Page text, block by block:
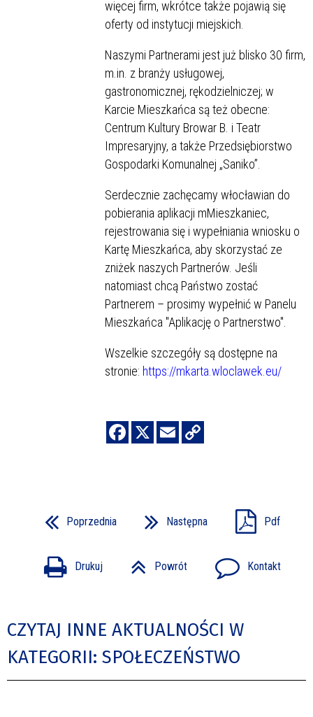
więcej firm, wkrótce także pojawią się
oferty od instytucji miejskich.
Naszymi Partnerami jest już blisko 30 firm,
m.in. z branży usługowej,
gastronomicznej, rękodzielniczej; w
Karcie Mieszkańca są też obecne:
Centrum Kultury Browar B. i Teatr
Impresaryjny, a także Przedsiębiorstwo
Gospodarki Komunalnej „Saniko”.
Serdecznie zachęcamy włocławian do
pobierania aplikacji mMieszkaniec,
rejestrowania się i wypełniania wniosku o
Kartę Mieszkańca, aby skorzystać ze
zniżek naszych Partnerów. Jeśli
natomiast chcą Państwo zostać
Partnerem – prosimy wypełnić w Panelu
Mieszkańca "Aplikację o Partnerstwo".
Wszelkie szczegóły są dostępne na
stronie: https://mkarta.wloclawek.eu/
Poprzednia Następna Pdf
Drukuj Powrót Kontakt
CZYTAJ INNE AKTUALNOŚCI W
KATEGORII: SPOŁECZEŃSTWO